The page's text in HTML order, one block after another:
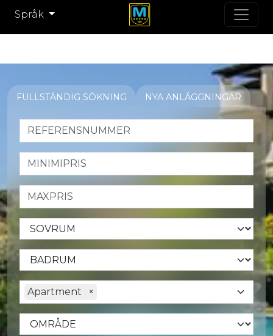
Språk
FULLSTÄNDIG SÖKNING NYA ANLÄGGNINGAR
Apartment ×